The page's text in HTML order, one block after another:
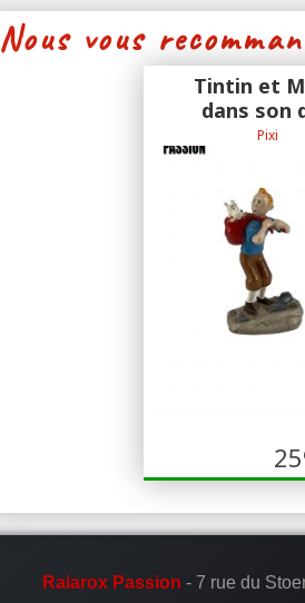
Nous vous
Tintin et
dans son
Pixi
Pixi 3ème collection -
Raiarox Passion - 7 rue du